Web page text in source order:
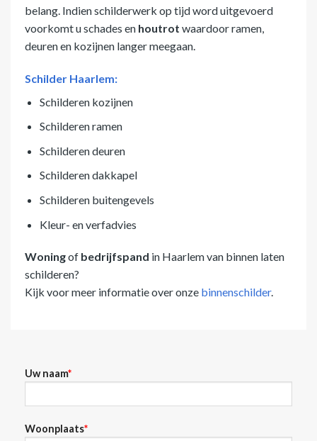
belang. Indien schilderwerk op tijd word uitgevoerd
voorkomt u schades en houtrot waardoor ramen,
deuren en kozijnen langer meegaan.
Schilder Haarlem:
Schilderen kozijnen
Schilderen ramen
Schilderen deuren
Schilderen dakkapel
Schilderen buitengevels
Kleur- en verfadvies
Woningof bedrijfspand in Haarlem van binnen laten
schilderen?
Kijk voor meer informatie over onze binnenschilder.
Uw naam*
Woonplaats*